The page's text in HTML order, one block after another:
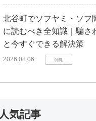
北谷町でソフヤミ・ソフ
に読むべき全知識｜騙さ
と今すぐできる解決策
2026.08.06 沖縄
人気記事